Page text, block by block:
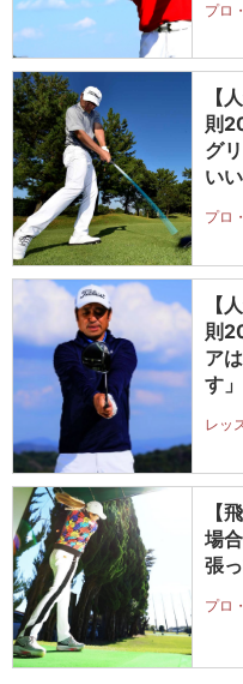
プロ
【
則
グ
いい
プロ
【
則
ア
す」
レッ
【
場
張
プロ